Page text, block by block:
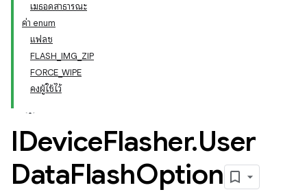
เมธอดสาธารณะ
ค่า enum
แฟลช
FLASH_IMG_ZIP
FORCE_WIPE
คงผู้ใช้ไว้
IDeviceFlasher.User
DataFlashOption